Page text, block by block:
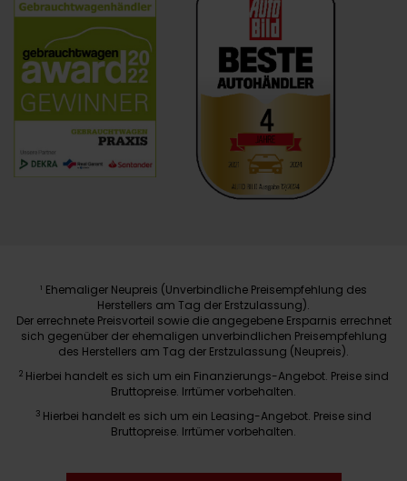
1 Ehemaliger Neupreis (Unverbindliche Preisempfehlung des
Herstellers am Tag der Erstzulassung).
Der errechnete Preisvorteil sowie die angegebene Ersparnis errechnet
sich gegenüber der ehemaligen unverbindlichen Preisempfehlung
des Herstellers am Tag der Erstzulassung (Neupreis).
2 Hierbei handelt es sich um ein Finanzierungs-Angebot. Preise sind
Bruttopreise. Irrtümer vorbehalten.
3 Hierbei handelt es sich um ein Leasing-Angebot. Preise sind
Bruttopreise. Irrtümer vorbehalten.